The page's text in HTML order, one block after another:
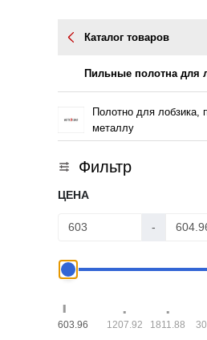
Каталог товаров
Пильные полотна для
Полотно для лобзика,
металлу
Фильтр
ЦЕНА
-
603.96 1207.92 1811.88